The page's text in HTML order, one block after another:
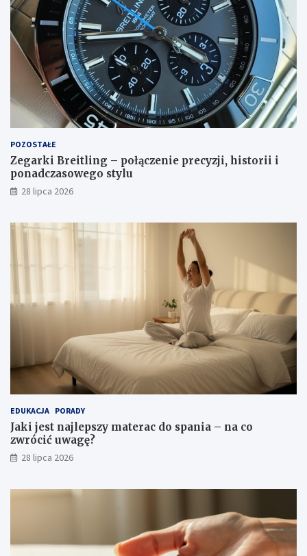
POZOSTAŁE
Zegarki Breitling – połączenie precyzji, historii i
ponadczasowego stylu
28 lipca 2026
EDUKACJA PORADY
Jaki jest najlepszy materac do spania – na co
zwrócić uwagę?
28 lipca 2026